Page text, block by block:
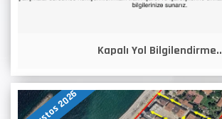
Kapalı Yol Bilgilendirme..